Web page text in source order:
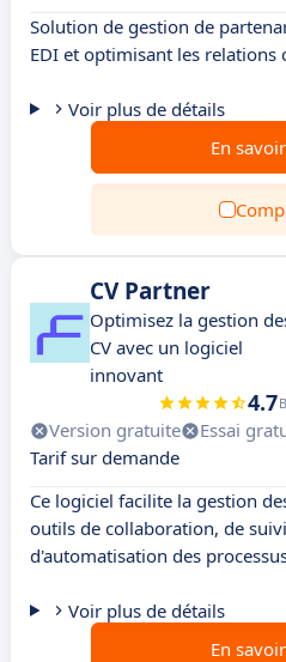
Solution de gestion de
EDI et optimisant les relations
Voir plus de détails
En
CV Partner
Optimisez la gestion
CV avec un logiciel
innovant
4.7
Version gratuite Essai
Tarif sur demande
Ce logiciel facilite la gestion
outils de collaboration, de
d'automatisation des
Voir plus de détails
En